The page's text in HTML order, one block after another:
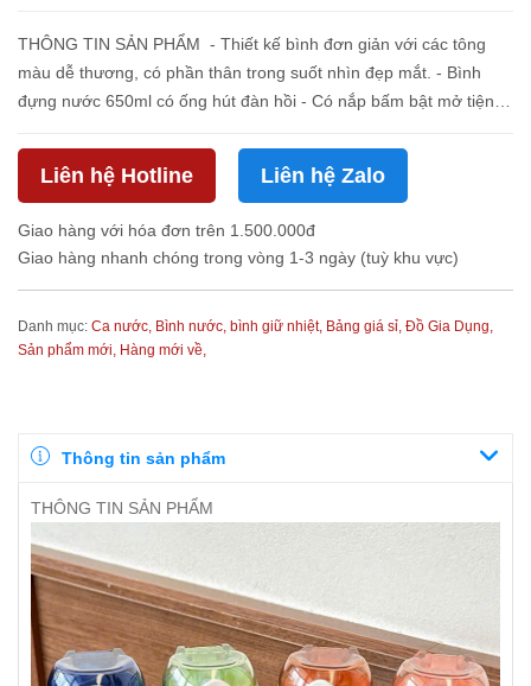
THÔNG TIN SẢN PHẨM - Thiết kế bình đơn giản với các tông
màu dễ thương, có phần thân trong suốt nhìn đẹp mắt. - Bình
đựng nước 650ml có ống hút đàn hồi - Có nắp bấm bật mở tiện
Liên hệ Hotline Liên hệ Zalo
Giao hàng với hóa đơn trên 1.500.000đ
Giao hàng nhanh chóng trong vòng 1-3 ngày (tuỳ khu vực)
Danh mục: Ca nước, Bình nước, bình giữ nhiệt, Bảng giá sỉ, Đồ Gia Dụng,
Sản phẩm mới, Hàng mới về,
Thông tin sản phẩm
THÔNG TIN SẢN PHẨM